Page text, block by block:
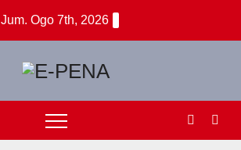
Jum. Ogo 7th, 2026